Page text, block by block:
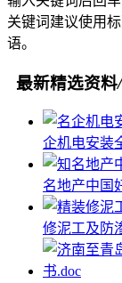
关键词建议使用
语。
最新精选资料
企机电安装
名地产中国
修泥工及防